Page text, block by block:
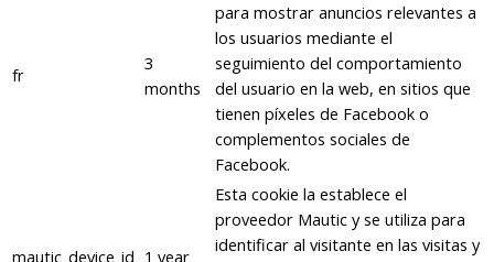
fr
3
months
para mostrar anuncios relevantes a
los usuarios mediante el
seguimiento del comportamiento
del usuario en la web, en sitios que
tienen píxeles de Facebook o
complementos sociales de
Facebook.
mautic_device_id 1 year
Esta cookie la establece el
proveedor Mautic y se utiliza para
identificar al visitante en las visitas y